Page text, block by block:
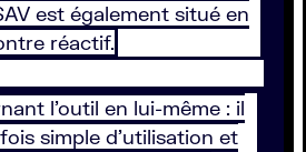
est également situé en
réactif.
l’outil en lui-même : il
simple d’utilisation et